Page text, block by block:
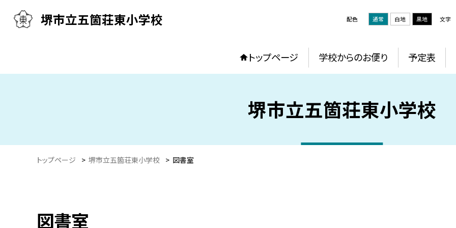
堺市立五箇荘東小学校 配色 通常 白地 黒地 文字
トップページ 学校からのお便り 予定表
堺市立五箇荘東小学校
トップページ > 堺市立五箇荘東小学校 > 図書室
図書室